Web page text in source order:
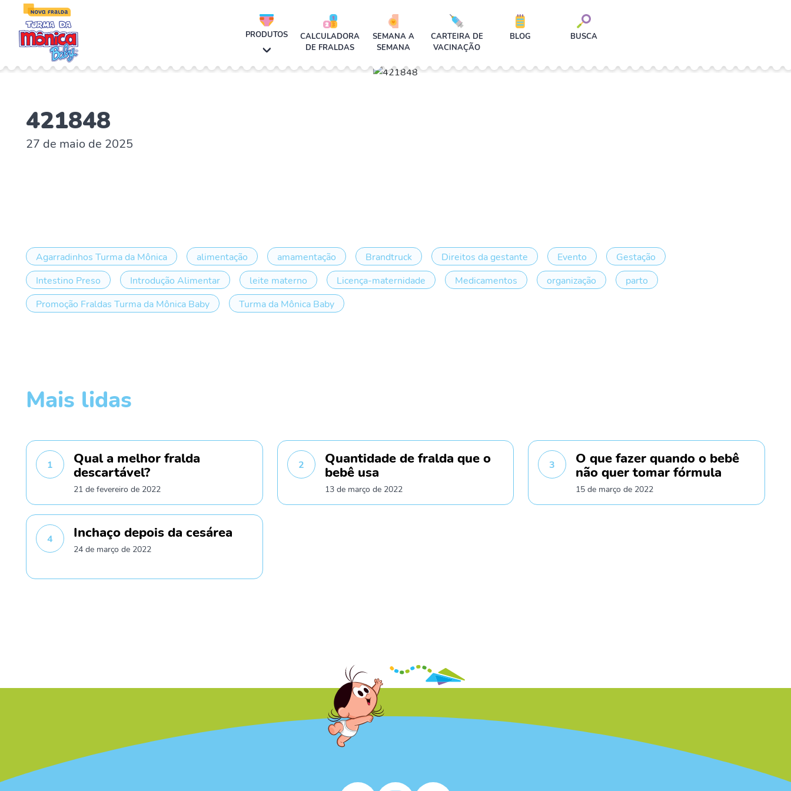
PRODUTOS
CALCULADORA
DE FRALDAS
SEMANA A
SEMANA
CARTEIRA DE
VACINAÇÃO
BLOG BUSCA
421848
27 de maio de 2025
Agarradinhos Turma da Mônica alimentação amamentação Brandtruck Direitos da gestante Evento
Gestação
Intestino Preso
Introdução Alimentar leite materno Licença-maternidade Medicamentos organização
parto
Promoção Fraldas Turma da Mônica Baby
Turma da Mônica Baby
Mais lidas
1
Qual a melhor fralda
descartável?
21 de fevereiro de 2022
2
Quantidade de fralda que o
bebê usa
13 de março de 2022
3
O que fazer quando o bebê
não quer tomar fórmula
15 de março de 2022
4 Inchaço depois da cesárea
24 de março de 2022